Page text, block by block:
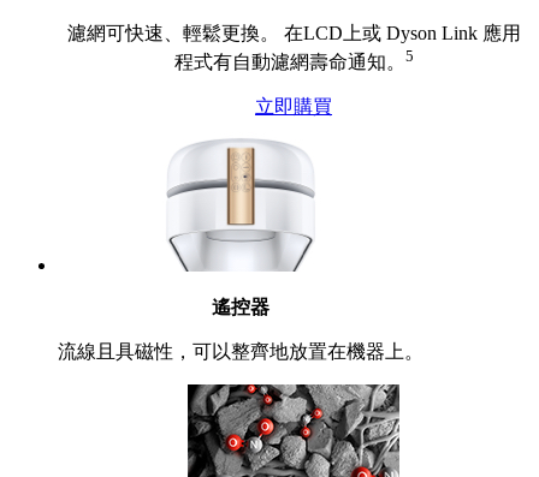
濾網可快速、輕鬆更換。 在LCD上或 Dyson Link 應用
程式有自動濾網壽命通知。 5
立即購買
遙控器
流線且具磁性，可以整齊地放置在機器上。